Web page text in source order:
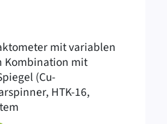
mit variablen
Kombination mit
(Cu-
HTK-16,